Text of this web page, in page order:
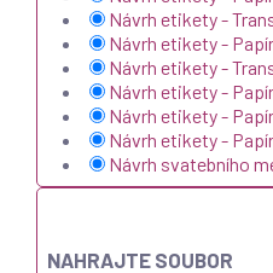
Návrh etikety -
Návrh etikety -
Návrh etikety -
Návrh etikety -
Návrh etikety -
Návrh etikety -
Návrh svatebního
NAHRAJTE SOUBOR